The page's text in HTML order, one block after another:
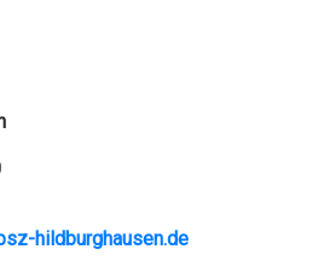
hildburghausen.de